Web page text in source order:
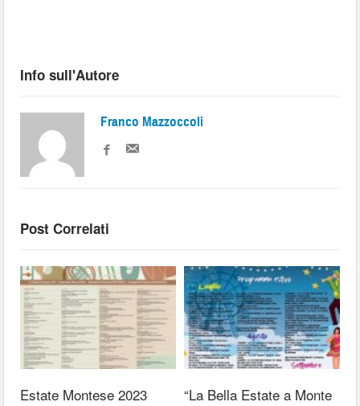
Info sull'Autore
Franco Mazzoccoli
Post Correlati
Estate Montese 2023
“La Bella Estate a Monte